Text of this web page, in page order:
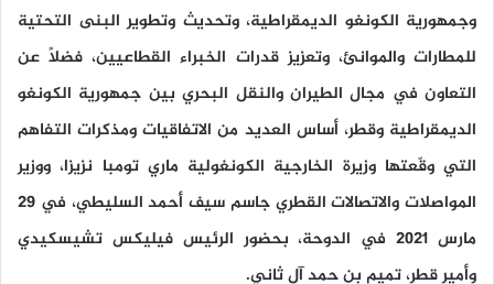
وجمهورية الكونغو الديمقراطية، وتحديث وتطوير البنى التحتية
للمطارات والموانئ، وتعزيز قدرات الخبراء القطاعيين، فضلاً عن
التعاون في مجال الطيران والنقل البحري بين جمهورية الكونغو
الديمقراطية وقطر، أساس العديد من الاتفاقيات ومذكرات التفاهم
التي وقّعتها وزيرة الخارجية الكونغولية ماري تومبا نزيزا، ووزير
المواصلات والاتصالات القطري جاسم سيف أحمد السليطي، في 29
مارس 2021 في الدوحة، بحضور الرئيس فيليكس تشيسكيدي
وأمير قطر، تميم بن حمد آل ثاني.